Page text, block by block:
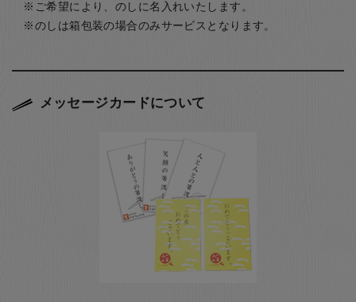
ご希望により、のしに名入れいたします。
のしは箱包装の場合のみサービスとなります。
メッセージカードについて